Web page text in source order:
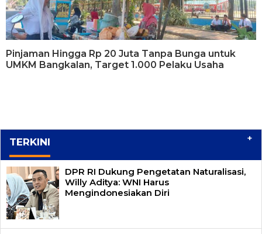
Pinjaman Hingga Rp 20 Juta Tanpa Bunga untuk
UMKM Bangkalan, Target 1.000 Pelaku Usaha
TERKINI +
DPR RI Dukung Pengetatan Naturalisasi,
Willy Aditya: WNI Harus
Mengindonesiakan Diri